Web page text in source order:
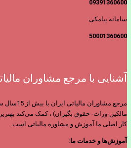
09391360600
سامانه پیامکی:
50001360600
آشنایی با مرجع مشاوران
مرجع
مالکین-وراث- حقوق بگیران) ، کمک می‌کند
کار اصلی ما آموزش و مشاوره مالیاتی است.
آموزش‌ها و خدمات ما: